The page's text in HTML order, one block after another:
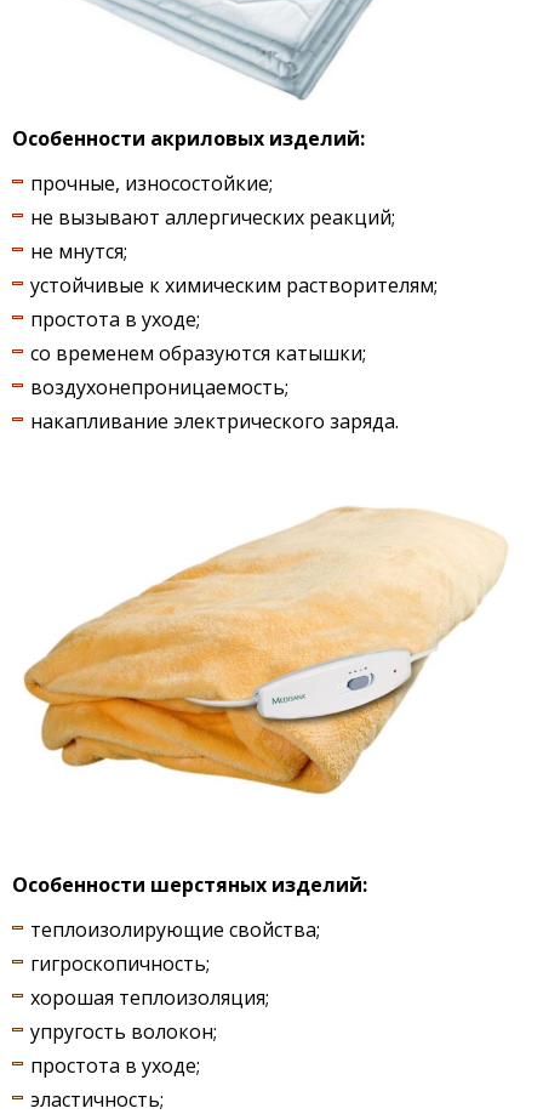
Особенности акриловых изделий:
прочные, износостойкие;
не вызывают аллергических реакций;
не мнутся;
устойчивые к химическим растворителям;
простота в уходе;
со временем образуются катышки;
воздухонепроницаемость;
накапливание электрического заряда.
Особенности шерстяных изделий:
теплоизолирующие свойства;
гигроскопичность;
хорошая теплоизоляция;
упругость волокон;
простота в уходе;
эластичность;